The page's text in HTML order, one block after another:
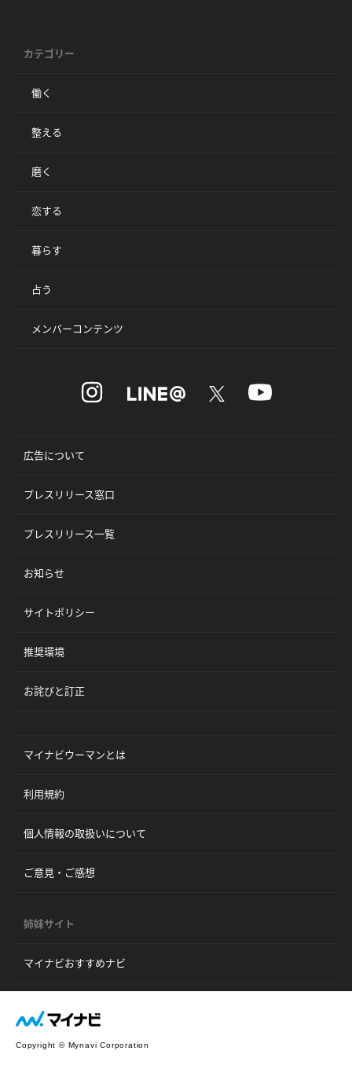
カテゴリー
働く
整える
磨く
恋する
暮らす
占う
メンバーコンテンツ
広告について
プレスリリース窓口
プレスリリース一覧
お知らせ
サイトポリシー
推奨環境
お詫びと訂正
マイナビウーマンとは
利用規約
個人情報の取扱いについて
ご意見・ご感想
姉妹サイト
マイナビおすすめナビ
Copyright © Mynavi Corporation